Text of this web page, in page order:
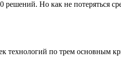
Но как не потеряться
технологий по трем основным